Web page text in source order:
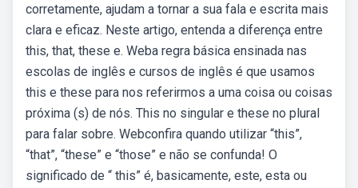
corretamente, ajudam a tornar a sua fala e escrita mais
clara e eficaz. Neste artigo, entenda a diferença entre
this, that, these e. Weba regra básica ensinada nas
escolas de inglês e cursos de inglês é que usamos
this e these para nos referirmos a uma coisa ou coisas
próxima (s) de nós. This no singular e these no plural
para falar sobre. Webconfira quando utilizar “this”,
“that”, “these” e “those” e não se confunda! O
significado de “ this” é, basicamente, este, esta ou